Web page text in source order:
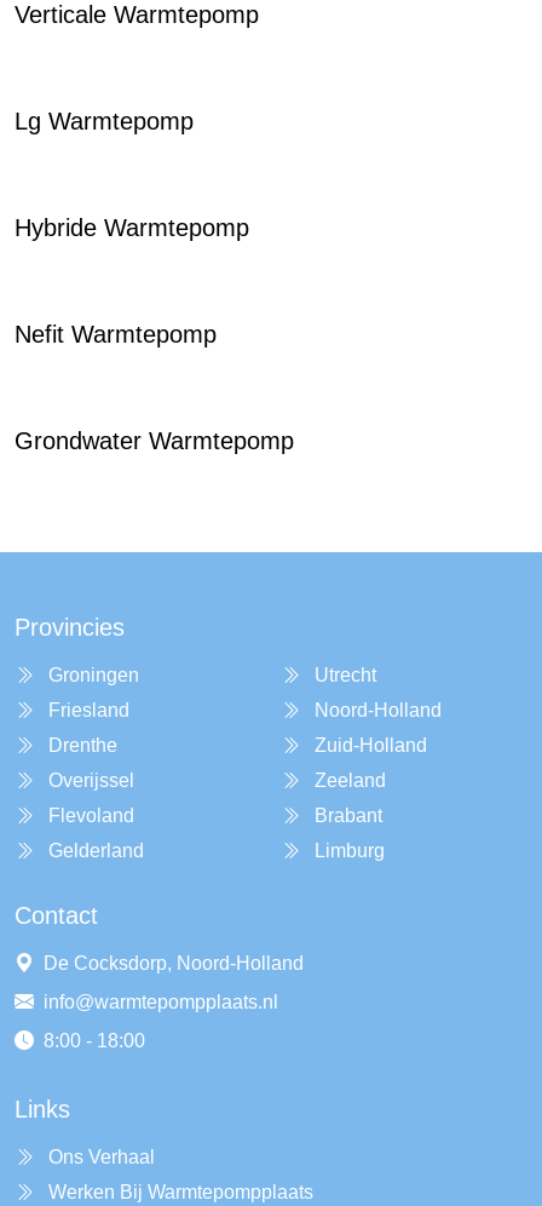
Verticale Warmtepomp
Lg Warmtepomp
Hybride Warmtepomp
Nefit Warmtepomp
Grondwater Warmtepomp
Provincies
Groningen
Friesland
Drenthe
Overijssel
Flevoland
Gelderland
Utrecht
Noord-Holland
Zuid-Holland
Zeeland
Brabant
Limburg
Contact
De Cocksdorp, Noord-Holland
info@warmtepompplaats.nl
8:00 - 18:00
Links
Ons Verhaal
Werken Bij Warmtepompplaats